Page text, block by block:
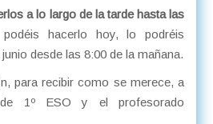
a lo largo de la tarde hasta las
hacerlo hoy, lo podréis
desde las 8:00 de la mañana.
para recibir como se merece, a
1º ESO y el profesorado